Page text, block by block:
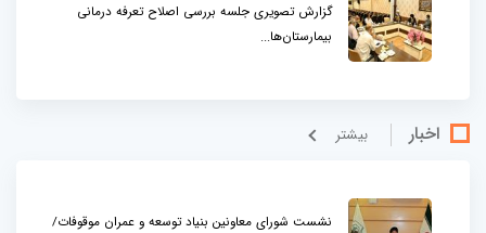
گزارش تصویری جلسه بررسی اصلاح تعرفه درمانی
بیمارستان‌ها...
اخبار بيشتر
نشست شورای معاونین بنیاد توسعه و عمران موقوفات/